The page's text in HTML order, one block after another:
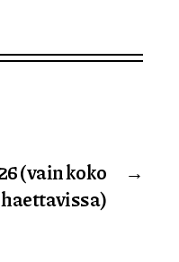
→
(vain koko